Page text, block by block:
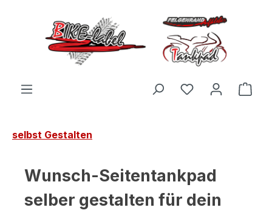
Zum Hauptinhalt springen
Du hast 0
selbst Gestalten
Wunsch-Seitentankpad
selber gestalten für dein